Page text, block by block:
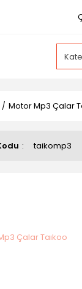
Motor Mp3 Çalar
taikomp3